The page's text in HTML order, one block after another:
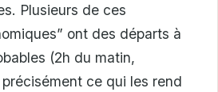
Plusieurs de ces
ont des départs à
(2h du matin,
ce qui les rend